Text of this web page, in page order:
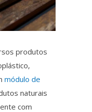
produtos
,
módulo de
naturais
com